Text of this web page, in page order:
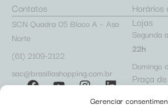
Gerenciar
Contatos
SCN Quadra 05 Bloco A – Asa
Norte
(61) 2109-2122
sac@brasiliashopping.com.br
Horários
Lojas
Segunda
22h
Domingo
Praça
Segunda